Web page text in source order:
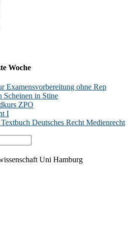
Woche
Examensvorbereitung ohne Rep
Scheinen in Stine
ZPO
I
Deutsches Recht Medienrecht
Uni Hamburg